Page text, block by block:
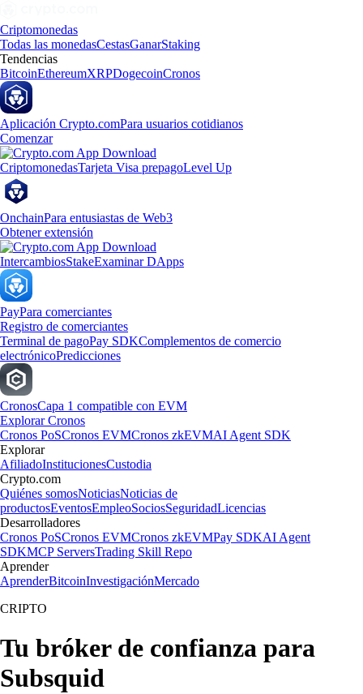
Criptomonedas
Todas las monedasCestasGanarStaking
Tendencias
BitcoinEthereumXRPDogecoinCronos
Aplicación Crypto.comPara usuarios cotidianos
Comenzar
CriptomonedasTarjeta Visa prepagoLevel Up
OnchainPara entusiastas de Web3
Obtener extensión
IntercambiosStakeExaminar DApps
PayPara comerciantes
Registro de comerciantes
Terminal de pagoPay SDKComplementos de comercio
electrónicoPredicciones
CronosCapa 1 compatible con EVM
Explorar Cronos
Cronos PoSCronos EVMCronos zkEVMAI Agent SDK
Explorar
AfiliadoInstitucionesCustodia
Crypto.com
Quiénes somosNoticiasNoticias de
productosEventosEmpleoSociosSeguridadLicencias
Desarrolladores
Cronos PoSCronos EVMCronos zkEVMPay SDKAI Agent
SDKMCP ServersTrading Skill Repo
Aprender
AprenderBitcoinInvestigaciónMercado
CRIPTO
Tu bróker de confianza para
Subsquid